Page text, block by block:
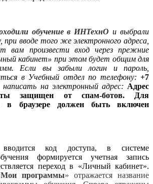
обучение в ИНТехнО и выбрали
при вводе того же электронного адреса,
вам произвести вход через прежние
кабинет» при этом будет общим для
Если вы забыли логин и пароль,
в Учебный отдел по телефону: +7
написать на электронный адрес: Адрес
защищен от спам-ботов. Для
в браузере должен быть включен
код доступа, в системе
формируется учетная запись
переход в «Личный кабинет».
Мои программы» отражается название